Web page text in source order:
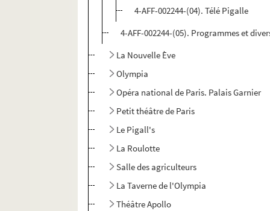
4-AFF-002244-(04). Télé Pigalle
4-AFF-002244-(05). Programmes et
La Nouvelle Ève
Olympia
Opéra national de Paris. Palais Garnier
Petit théâtre de Paris
Le Pigall's
La Roulotte
Salle des agriculteurs
La Taverne de l'Olympia
Théâtre Apollo